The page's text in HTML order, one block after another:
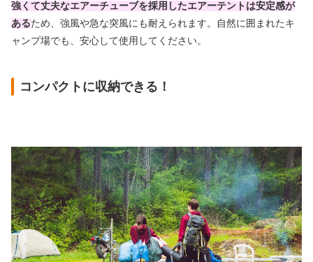
強くて丈夫なエアーチューブを採用したエアーテントは安定感が
あるため、強風や急な突風にも耐えられます。自然に囲まれたキ
ャンプ場でも、安心して使用してください。
コンパクトに収納できる！